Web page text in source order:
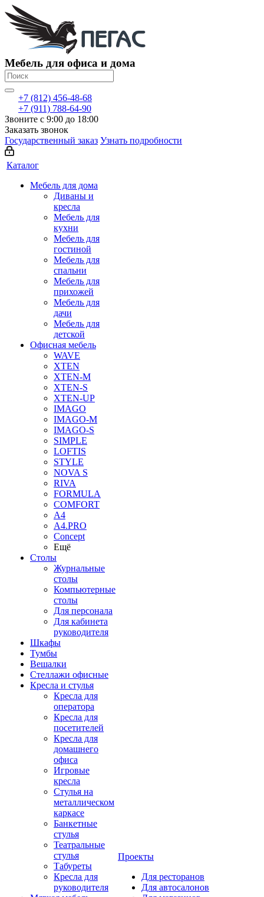
Мебель для офиса и дома
+7 (812) 456-48-68
+7 (911) 788-64-90
Звоните с 9:00 до 18:00
Заказать звонок
Государственный заказ Узнать подробности
Каталог
Мебель для дома
Диваны и
кресла
Мебель для
кухни
Мебель для
гостиной
Мебель для
спальни
Мебель для
прихожей
Мебель для
дачи
Мебель для
детской
Офисная мебель
WAVE
XTEN
XTEN-M
XTEN-S
XTEN-UP
IMAGO
IMAGO-M
IMAGO-S
SIMPLE
LOFTIS
STYLE
NOVA S
RIVA
FORMULA
COMFORT
A4
A4.PRO
Concept
Ещё
Столы
Журнальные
столы
Компьютерные
столы
Для персонала
Для кабинета
руководителя
Шкафы
Тумбы
Вешалки
Стеллажи офисные
Кресла и стулья
Кресла для
оператора
Кресла для
посетителей
Кресла для
домашнего
офиса
Игровые
кресла
Стулья на
металлическом
каркасе
Банкетные
стулья
Театральные
стулья
Табуреты
Кресла для
руководителя
Проекты
Для ресторанов
Для автосалонов